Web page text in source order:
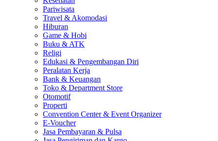
Pariwisata
Travel & Akomodasi
Hiburan
Game & Hobi
Buku & ATK
Religi
Edukasi & Pengembangan Diri
Peralatan Kerja
Bank & Keuangan
Toko & Department Store
Otomotif
Properti
Convention Center & Event Organizer
E-Voucher
Jasa Pembayaran & Pulsa